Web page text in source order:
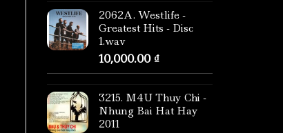
2062A. Westlife -
Greatest Hits - Disc
1.wav
10,000.00 ₫
3215. M4U Thuy Chi -
Nhung Bai Hat Hay
2011